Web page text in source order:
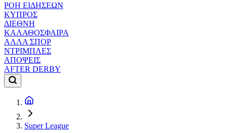
ΡΟΗ ΕΙΔΗΣΕΩΝ
ΚΥΠΡΟΣ
ΔΙΕΘΝΗ
ΚΑΛΑΘΟΣΦΑΙΡΑ
ΑΛΛΑ ΣΠΟΡ
ΝΤΡΙΜΠΛΕΣ
ΑΠΟΨΕΙΣ
AFTER DERBY
Super League